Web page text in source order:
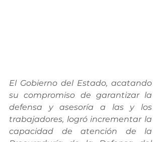
El Gobierno del Estado, acatando
su compromiso de garantizar la
defensa y asesoría a las y los
trabajadores, logró incrementar la
capacidad de atención de la